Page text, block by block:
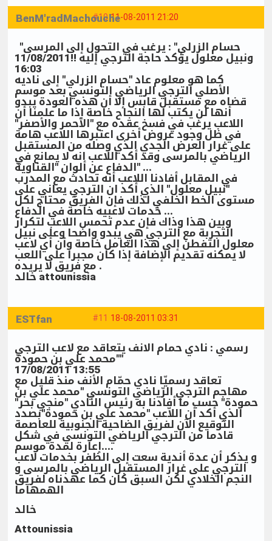
#10 11-08-2011 21:20
BenM'radMachouche
"حسام الزرلي" : يرغب في التحول إلى المرسى
ونبيل معلول يؤكد حاجة الترجي إليه !!11/08/2011
16:03
كما هو معلوم عاد "حسام الزرلي" إلى ناديه
الأصلي الترجي الرياضي التونسي بعد موسم
قضاه مع مستقبل قابس إلا أن هذه العودة يبدو
أنها لن يكتب لها النجاح خاصة إذا ما علمنا أن
اللاعب يرغب في فسخ عقده مع "الأحمر والأصفر"
في ظل وجود عروض أخرى اعتبرها اللاعب هامة
على غرار العرض الجدي الذي وصله من المستقبل
الرياضي بالمرسى وقد أكد اللاعب انه لا يمانع في
الدفاع عن ألوان "القناوية" ...
في المقابل أفادنا اللاعب أنه تحادث مع المدرب
"نبيل معلول" الذي أكد ان الترجي يعاني على
مستوى الخط الخلفي لذلك فإن الفريق محتاج لكل
خدمات لاعبيه خاصة في الدفاع ...
وبين هذا وذاك فإن عدم تحمس اللاعب لتكرار
التجربة مع الترجي هي يبدو واضحا وعلى نبيل
معلول التفطن إلى هذا العامل خاصة وأن أي لاعب
لا يمكنه تقديم الإضافة إذا كان مجبرا على اللعب
مع فريق لا يريده .
خالد attounissia
#11 18-08-2011 03:31
ESTfan
رسمي : نادي حمام الانف يتعاقد مع لاعب الترجي
"محمد علي بن حمودة"
17/08/2011 13:55
تعاقد رسميّا نادي حمّام الأنف منذ قليل مع
مهاجم الترجي الرّياضي التونسي "محمد علي بن
حمودة" حسب ما أفادنا به رئيس النّادي "منجي بحر"
الذي أكد أن اللاّعب "محمد علي بن حمودة"بصدد
التوقيع الآن لفريق الضاحية الجنوبية للعاصمة
قادما من الترجي الرياضي التونسي في شكل
إعارة لمدة موسم....
و يذكر أن عدة أندية سعت إلى الظفر بخدمات لاعب
الترجي على غرار المستقبل الرياضي بالمرسى و
النجم الخلادي لكن السبق كان كما عهدناه لفريق
الهمهاما
خالد
Attounissia